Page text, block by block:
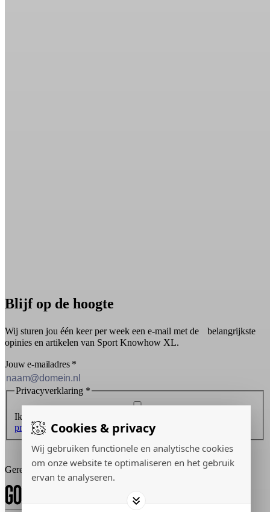
Cookies & privacy
Wij gebruiken functionele en analytische cookies
om onze website te optimaliseren en het gebruik
ervan te analyseren.
Blijf op de hoogte
Wij sturen jou één keer per week een e-mail met de belangrijkste
opinies en artikelen van Sport Knowhow XL.
Jouw e-mailadres *
Privacyverklaring *
Ik ontvang graag de nieuwsbrief en ga akkoord met de
privacyverklaring.
Inschrijven
Gerealiseerd door: